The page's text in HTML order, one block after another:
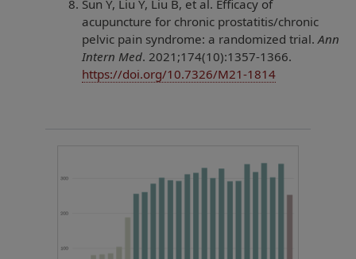
Sun Y, Liu Y, Liu B, et al. Efficacy of
acupuncture for chronic prostatitis/chronic
pelvic pain syndrome: a randomized trial.Ann
Intern Med. 2021;174(10):1357-1366.
https://doi.org/10.7326/M21-1814